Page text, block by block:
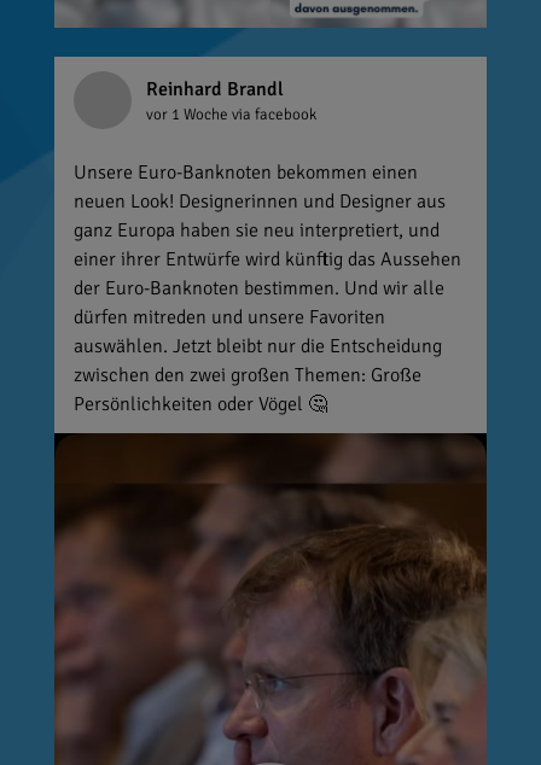
Reinhard Brandl
vor 1 Woche via facebook
Unsere Euro-Banknoten bekommen einen
neuen Look! Designerinnen und Designer aus
ganz Europa haben sie neu interpretiert, und
einer ihrer Entwürfe wird künftig das Aussehen
der Euro-Banknoten bestimmen. Und wir alle
dürfen mitreden und unsere Favoriten
auswählen. Jetzt bleibt nur die Entscheidung
zwischen den zwei großen Themen: Große
Persönlichkeiten oder Vögel 🤔